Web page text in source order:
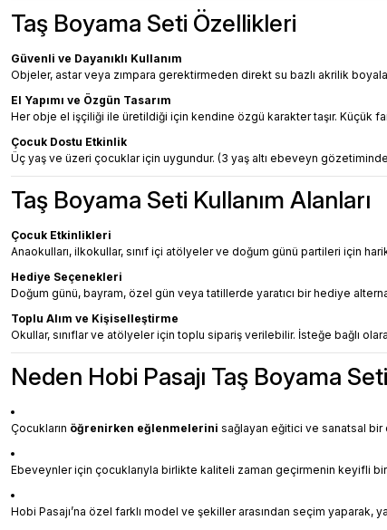
Taş Boyama Seti Özellikleri
Güvenli ve Dayanıklı Kullanım
Objeler, astar veya zımpara gerektirmeden direkt su bazlı akrilik
El Yapımı ve Özgün Tasarım
Her obje el işçiliği ile üretildiği için kendine özgü karakter taşır. Küçük
Çocuk Dostu Etkinlik
Üç yaş ve üzeri çocuklar için uygundur. (3 yaş altı ebeveyn
Taş Boyama Seti Kullanım Alanları
Çocuk Etkinlikleri
Anaokulları, ilkokullar, sınıf içi atölyeler ve doğum günü partileri için
Hediye Seçenekleri
Doğum günü, bayram, özel gün veya tatillerde yaratıcı bir hediye
Toplu Alım ve Kişiselleştirme
Okullar, sınıflar ve atölyeler için toplu sipariş verilebilir. İsteğe bağlı
Neden Hobi Pasajı Taş Boyama
Çocukların öğrenirken eğlenmelerini sağlayan eğitici ve sanatsal bir
Ebeveynler için çocuklarıyla birlikte kaliteli zaman geçirmenin keyifli
Hobi Pasajı’na özel farklı model ve şekiller arasından seçim yaparak,